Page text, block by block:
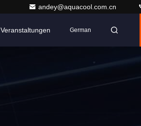
andey@aquacool.com.cn
Veranstaltungen German